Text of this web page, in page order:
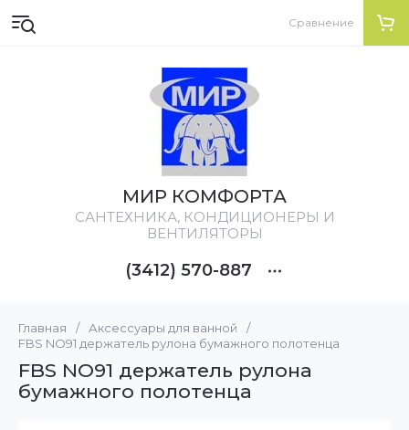
МИР КОМФОРТА
CАНТЕХНИКА, КОНДИЦИОНЕРЫ И
ВЕНТИЛЯТОРЫ
(3412) 570-887
Сравнение
Главная / Аксессуары для ванной
/
FBS NO91 держатель рулона бумажного полотенца
FBS NO91 держатель рулона
бумажного полотенца